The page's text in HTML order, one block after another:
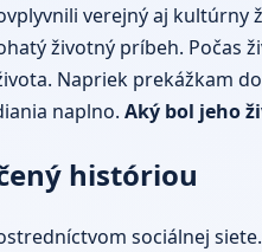
verejný aj
životný príbeh.
Napriek prekážkam
naplno. Aký bol jeho
históriou
sociálnej siete.